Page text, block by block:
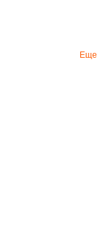
Еще